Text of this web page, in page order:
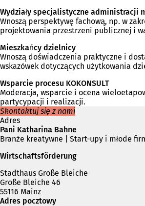
Wydziały specjalistyczne administracji
Wnoszą perspektywę fachową, np. w
projektowania przestrzeni publicznej i
Mieszkańcy dzielnicy
Wnoszą doświadczenia praktyczne i
wskazówek dotyczących użytkowania
Wsparcie procesu KOKONSULT
Moderacja, wsparcie i ocena
partycypacji i realizacji.
Skontaktuj się z nami
Adres
Pani Katharina Bahne
Branże kreatywne | Start-upy i młode
Wirtschaftsförderung
Stadthaus Große Bleiche
Große Bleiche 46
55116 Mainz
Adres pocztowy